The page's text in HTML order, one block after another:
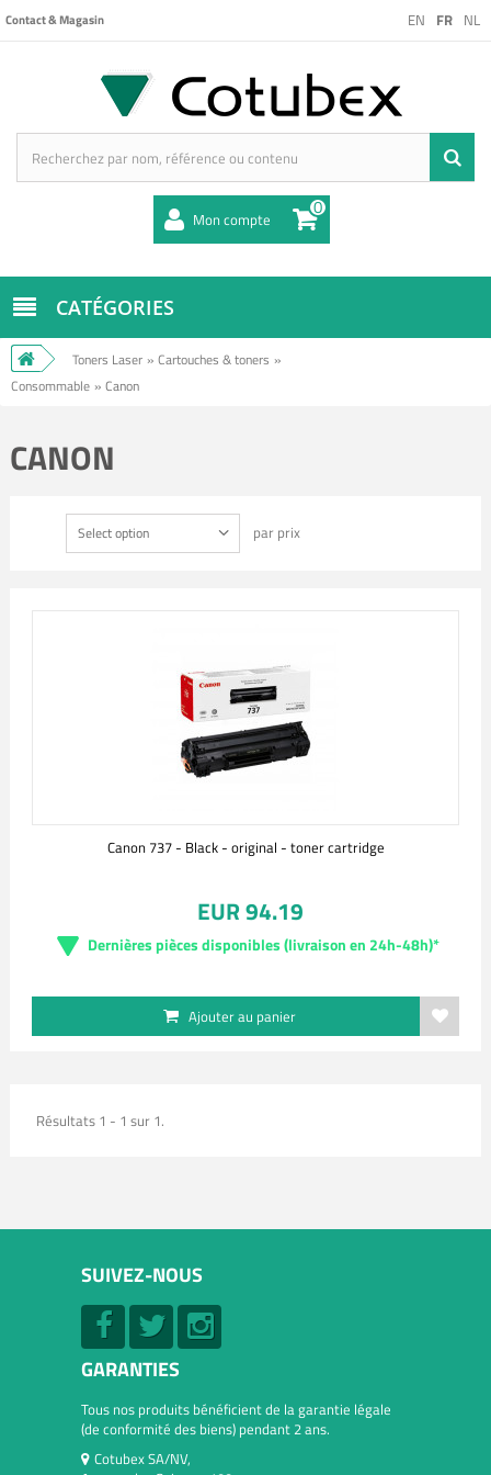
EN FR NL
Contact & Magasin
Mon compte 0
CATÉGORIES
Toners Laser » Cartouches & toners »
Consommable » Canon
CANON
Select option par prix
Canon 737 - Black - original - toner cartridge
EUR 94.19
Dernières pièces disponibles (livraison en 24h-48h)*
Ajouter au panier
Résultats 1 - 1 sur 1.
SUIVEZ-NOUS
GARANTIES
Tous nos produits bénéficient de la garantie légale
(de conformité des biens) pendant 2 ans.
Cotubex SA/NV,